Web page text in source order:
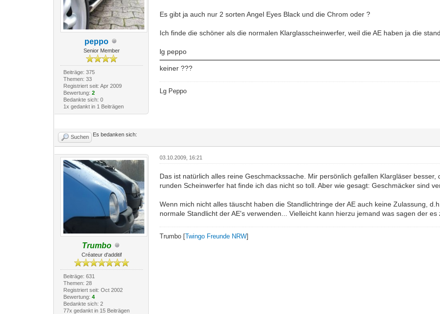
peppo
Senior Member
Beiträge: 375
Themen: 33
Registriert seit: Apr 2009
Bewertung: 2
Bedankte sich: 0
1x gedankt in 1 Beiträgen
Es gibt ja auch nur 2 sorten Angel Eyes Black und die Chrom oder ?
Ich finde die schöner als die normalen Klarglasscheinwerfer, weil die AE haben ja die
lg peppo
keiner ???
Lg Peppo
Suchen Es bedanken sich:
Trumbo
Créateur d'additif
Beiträge: 631
Themen: 28
Registriert seit: Oct 2002
Bewertung: 4
Bedankte sich: 2
77x gedankt in 15 Beiträgen
03.10.2009, 16:21
Das ist natürlich alles reine Geschmackssache. Mir persönlich gefallen Klargläser
runden Scheinwerfer hat finde ich das nicht so toll. Aber wie gesagt: Geschmäcker sind
Wenn mich nicht alles täuscht haben die Standlichtringe der AE auch keine Zulassung,
normale Standlicht der AE's verwenden... Vielleicht kann hierzu jemand was sagen der es
Trumbo [Twingo Freunde NRW]